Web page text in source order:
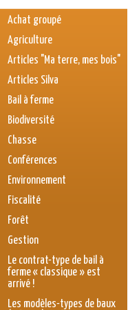
Achat groupé
Agriculture
Articles "Ma terre, mes bois"
Articles Silva
Bail à ferme
Biodiversité
Chasse
Conférences
Environnement
Fiscalité
Forêt
Gestion
Le contrat-type de bail à
ferme « classique » est
arrivé !
Les modèles-types de baux